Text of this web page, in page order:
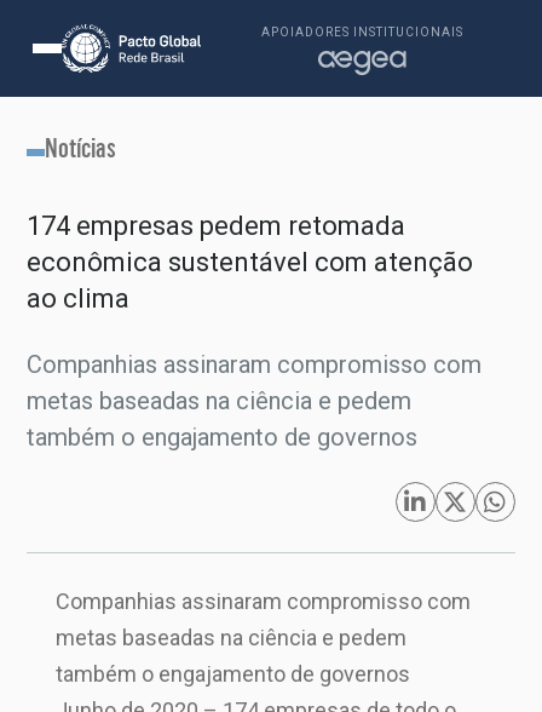
APOIADORES INSTITUCIONAIS
Notícias
174 empresas pedem retomada
econômica sustentável com atenção
ao clima
Companhias assinaram compromisso com
metas baseadas na ciência e pedem
também o engajamento de governos
Companhias assinaram compromisso com
metas baseadas na ciência e pedem
também o engajamento de governos